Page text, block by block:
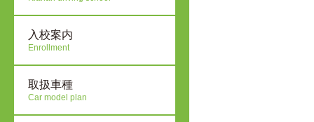
入校案内
Enrollment
取扱車種
Car model plan